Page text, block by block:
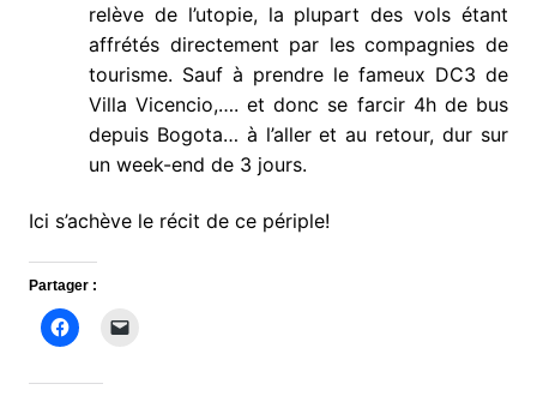
relève de l’utopie, la plupart des vols étant
affrétés directement par les compagnies de
tourisme. Sauf à prendre le fameux DC3 de
Villa Vicencio,…. et donc se farcir 4h de bus
depuis Bogota… à l’aller et au retour, dur sur
un week-end de 3 jours.
Ici s’achève le récit de ce périple!
Partager :